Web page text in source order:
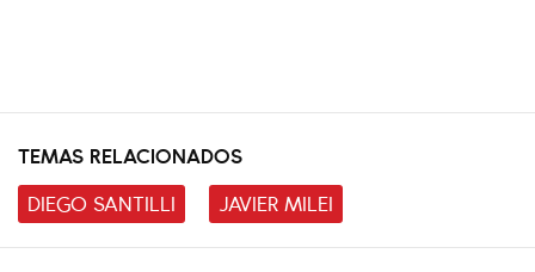
TEMAS RELACIONADOS
DIEGO SANTILLI
JAVIER MILEI